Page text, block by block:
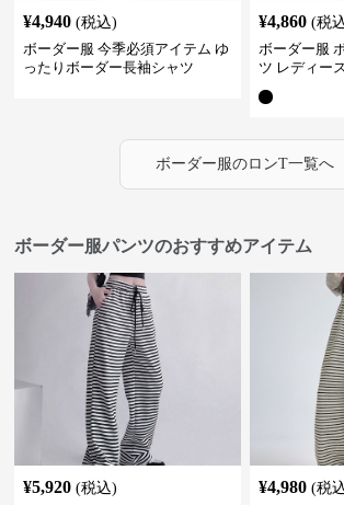
¥4,940 (税込)
ボーダー服 今季必須アイテム ゆ
ったりボーダー長袖シャツ
¥4,860 (税
ボーダー服
ツ レディー
ボーダー服のロンT一覧へ
ボーダー服パンツのおすすめアイテム
¥5,920 (税込)
¥4,980 (税